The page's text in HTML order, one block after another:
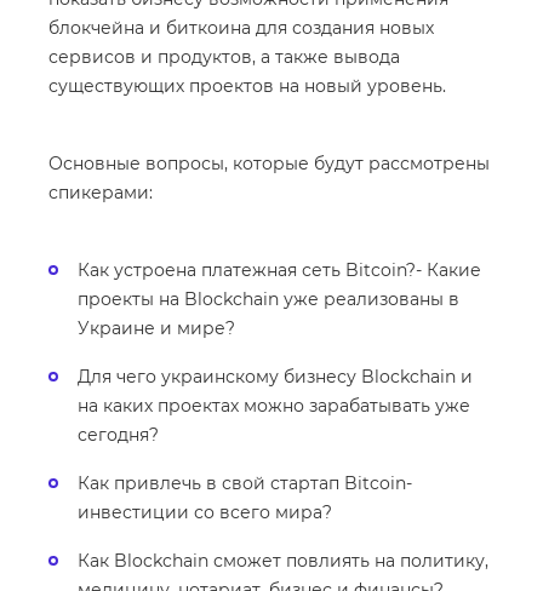
блокчейна и биткоина для создания новых
сервисов и продуктов, а также вывода
существующих проектов на новый уровень.
Основные вопросы, которые будут рассмотрены
спикерами:
Как устроена платежная сеть Bitcoin?- Какие
проекты на Blockchain уже реализованы в
Украине и мире?
Для чего украинскому бизнесу Blockchain и
на каких проектах можно зарабатывать уже
сегодня?
Как привлечь в свой стартап Bitcoin-
инвестиции со всего мира?
Как Blockchain сможет повлиять на политику,